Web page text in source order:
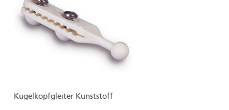
Kugelkopfgleiter Kunststoff